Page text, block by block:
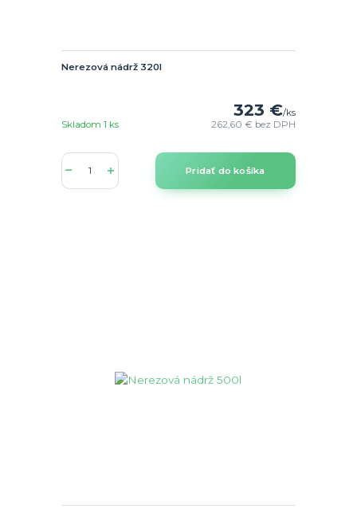
Nerezová nádrž 320l
323 €/ks
262,60 € bez DPH
Skladom 1 ks
Pridať do košíka